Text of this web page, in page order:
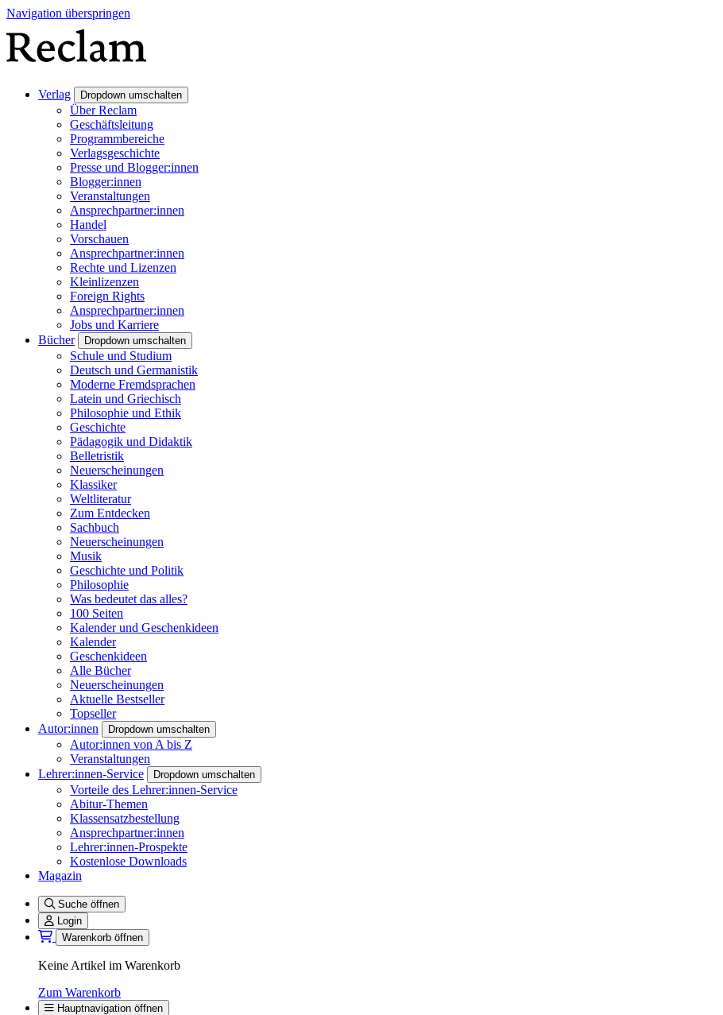
Navigation überspringen
Verlag Dropdown umschalten
Über Reclam
Geschäftsleitung
Programmbereiche
Verlagsgeschichte
Presse und Blogger:innen
Blogger:innen
Veranstaltungen
Ansprechpartner:innen
Handel
Vorschauen
Ansprechpartner:innen
Rechte und Lizenzen
Kleinlizenzen
Foreign Rights
Ansprechpartner:innen
Jobs und Karriere
Bücher
Dropdown umschalten
Schule und Studium
Deutsch und Germanistik
Moderne Fremdsprachen
Latein und Griechisch
Philosophie und Ethik
Geschichte
Pädagogik und Didaktik
Belletristik
Neuerscheinungen
Klassiker
Weltliteratur
Zum Entdecken
Sachbuch
Neuerscheinungen
Musik
Geschichte und Politik
Philosophie
Was bedeutet das alles?
100 Seiten
Kalender und Geschenkideen
Kalender
Geschenkideen
Alle Bücher
Neuerscheinungen
Aktuelle Bestseller
Topseller
Autor:innen
Dropdown umschalten
Autor:innen von A bis Z
Veranstaltungen
Lehrer:innen-Service
Dropdown umschalten
Vorteile des Lehrer:innen-Service
Abitur-Themen
Klassensatzbestellung
Ansprechpartner:innen
Lehrer:innen-Prospekte
Kostenlose Downloads
Magazin
Suche öffnen
Login
Warenkorb öffnen
Keine Artikel im Warenkorb
Zum Warenkorb
Hauptnavigation öffnen